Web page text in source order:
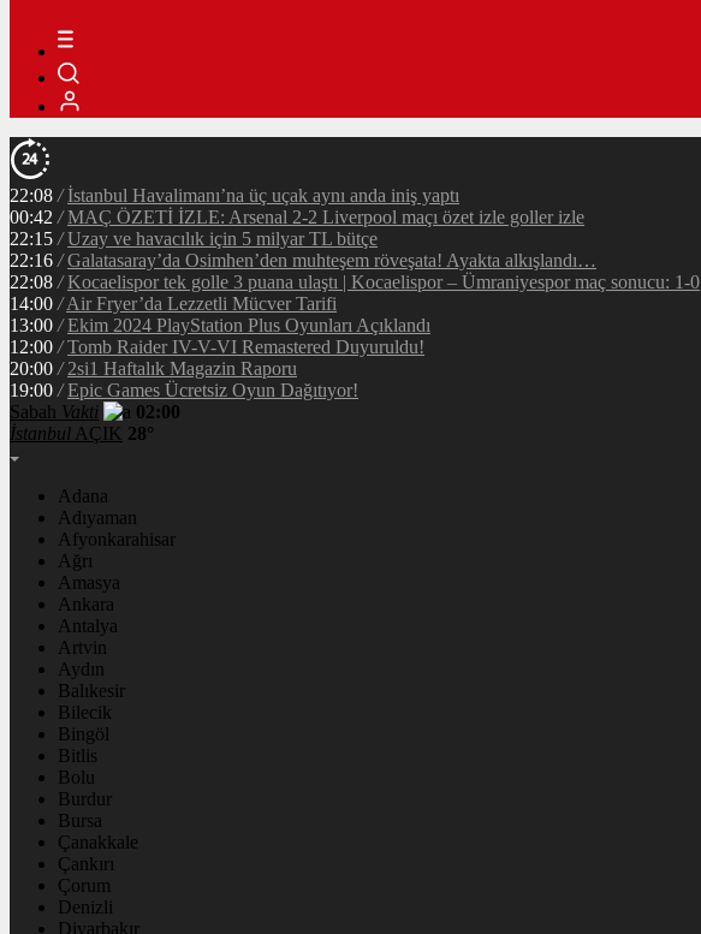
22:08 / İstanbul Havalimanı’na üç uçak aynı anda iniş yaptı
00:42 / MAÇ ÖZETİ İZLE: Arsenal 2-2 Liverpool maçı özet izle goller izle
22:15 / Uzay ve havacılık için 5 milyar TL bütçe
22:16 / Galatasaray’da Osimhen’den muhteşem röveşata! Ayakta alkışlandı…
22:08 / Kocaelispor tek golle 3 puana ulaştı | Kocaelispor – Ümraniyespor maç sonucu: 1-0
14:00 / Air Fryer’da Lezzetli Mücver Tarifi
13:00 / Ekim 2024 PlayStation Plus Oyunları Açıklandı
12:00 / Tomb Raider IV-V-VI Remastered Duyuruldu!
20:00 / 2si1 Haftalık Magazin Raporu
19:00 / Epic Games Ücretsiz Oyun Dağıtıyor!
Sabah Vakti
02:00
İstanbul AÇIK 28°
Adana
Adıyaman
Afyonkarahisar
Ağrı
Amasya
Ankara
Antalya
Artvin
Aydın
Balıkesir
Bilecik
Bingöl
Bitlis
Bolu
Burdur
Bursa
Çanakkale
Çankırı
Çorum
Denizli
Diyarbakır